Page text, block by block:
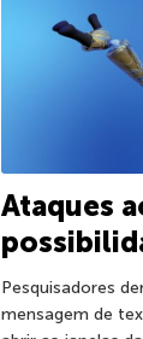
Ataques
Pesquisadores
mensagem de